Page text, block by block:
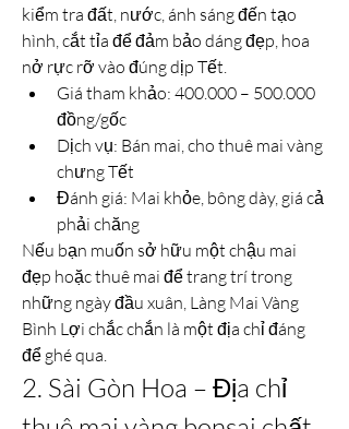
kiểm tra đất, nước, ánh sáng đến tạo
hình, cắt tỉa để đảm bảo dáng đẹp, hoa
nở rực rỡ vào đúng dịp Tết.
Giá tham khảo: 400.000 – 500.000
đồng/gốc
Dịch vụ: Bán mai, cho thuê mai vàng
chưng Tết
Đánh giá: Mai khỏe, bông dày, giá cả
phải chăng
Nếu bạn muốn sở hữu một chậu mai
đẹp hoặc thuê mai để trang trí trong
những ngày đầu xuân, Làng Mai Vàng
Bình Lợi chắc chắn là một địa chỉ đáng
để ghé qua.
2. Sài Gòn Hoa – Địa chỉ